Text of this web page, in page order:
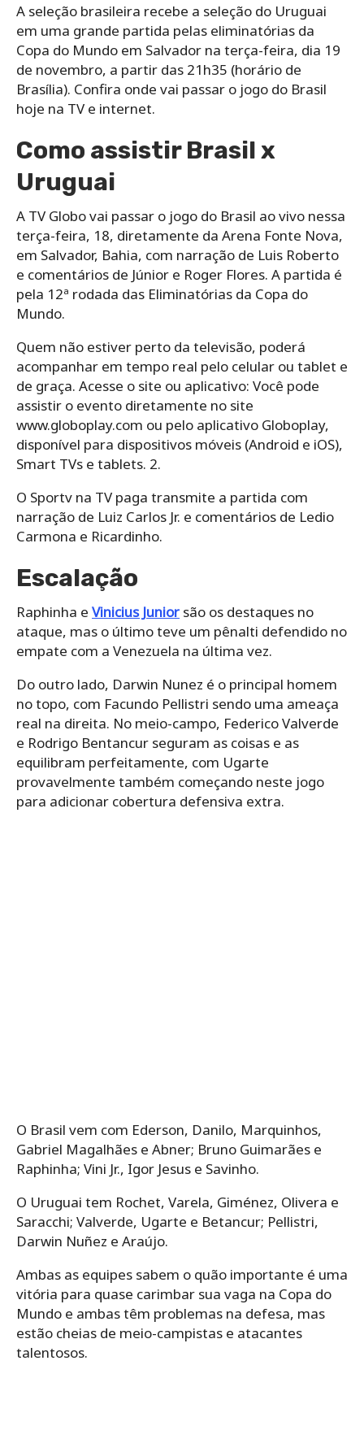
A seleção brasileira recebe a seleção do Uruguai
em uma grande partida pelas eliminatórias da
Copa do Mundo em Salvador na terça-feira, dia 19
de novembro, a partir das 21h35 (horário de
Brasília). Confira onde vai passar o jogo do Brasil
hoje na TV e internet.
Como assistir Brasil x
Uruguai
A TV Globo vai passar o jogo do Brasil ao vivo nessa
terça-feira, 18, diretamente da Arena Fonte Nova,
em Salvador, Bahia, com narração de Luis Roberto
e comentários de Júnior e Roger Flores. A partida é
pela 12ª rodada das Eliminatórias da Copa do
Mundo.
Quem não estiver perto da televisão, poderá
acompanhar em tempo real pelo celular ou tablet e
de graça. Acesse o site ou aplicativo: Você pode
assistir o evento diretamente no site
www.globoplay.com ou pelo aplicativo Globoplay,
disponível para dispositivos móveis (Android e iOS),
Smart TVs e tablets. 2.
O Sportv na TV paga transmite a partida com
narração de Luiz Carlos Jr. e comentários de Ledio
Carmona e Ricardinho.
Escalação
Raphinha e Vinicius Junior são os destaques no
ataque, mas o último teve um pênalti defendido no
empate com a Venezuela na última vez.
Do outro lado, Darwin Nunez é o principal homem
no topo, com Facundo Pellistri sendo uma ameaça
real na direita. No meio-campo, Federico Valverde
e Rodrigo Bentancur seguram as coisas e as
equilibram perfeitamente, com Ugarte
provavelmente também começando neste jogo
para adicionar cobertura defensiva extra.
O Brasil vem com Ederson, Danilo, Marquinhos,
Gabriel Magalhães e Abner; Bruno Guimarães e
Raphinha; Vini Jr., Igor Jesus e Savinho.
O Uruguai tem Rochet, Varela, Giménez, Olivera e
Saracchi; Valverde, Ugarte e Betancur; Pellistri,
Darwin Nuñez e Araújo.
Ambas as equipes sabem o quão importante é uma
vitória para quase carimbar sua vaga na Copa do
Mundo e ambas têm problemas na defesa, mas
estão cheias de meio-campistas e atacantes
talentosos.